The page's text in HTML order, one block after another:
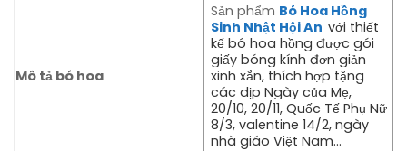
Mô tả bó hoa
Sản phẩm Bó Hoa Hồng
Sinh Nhật Hội An với thiết
kế bó hoa hồng được gói
giấy bóng kính đơn giản
xinh xắn, thích hợp tặng
các dịp Ngày của Mẹ,
20/10, 20/11, Quốc Tế Phụ Nữ
8/3, valentine 14/2, ngày
nhà giáo Việt Nam…